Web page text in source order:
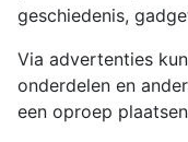
geschiedenis,
Via advertenties
onderdelen en
een oproep